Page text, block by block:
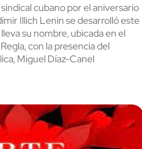
cubano por el aniversario
Illich Lenin se desarrolló este
su nombre, ubicada en el
con la presencia del
Miguel Díaz-Canel